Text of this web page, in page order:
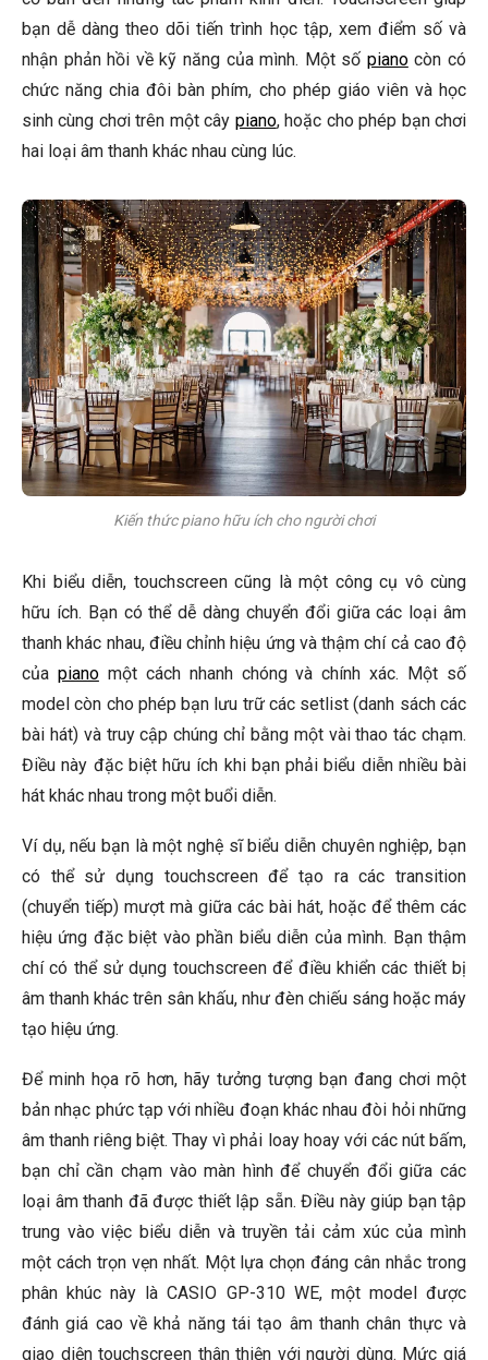
bạn dễ dàng theo dõi tiến trình học tập, xem điểm số và
nhận phản hồi về kỹ năng của mình. Một số pianocòn có
chức năng chia đôi bàn phím, cho phép giáo viên và học
sinh cùng chơi trên một cây piano, hoặc cho phép bạn chơi
hai loại âm thanh khác nhau cùng lúc.
Kiến thức piano hữu ích cho người chơi
Khi biểu diễn, touchscreen cũng là một công cụ vô cùng
hữu ích. Bạn có thể dễ dàng chuyển đổi giữa các loại âm
thanh khác nhau, điều chỉnh hiệu ứng và thậm chí cả cao độ
của pianomột cách nhanh chóng và chính xác. Một số
model còn cho phép bạn lưu trữ các setlist (danh sách các
bài hát) và truy cập chúng chỉ bằng một vài thao tác chạm.
Điều này đặc biệt hữu ích khi bạn phải biểu diễn nhiều bài
hát khác nhau trong một buổi diễn.
Ví dụ, nếu bạn là một nghệ sĩ biểu diễn chuyên nghiệp, bạn
có thể sử dụng touchscreen để tạo ra các transition
(chuyển tiếp) mượt mà giữa các bài hát, hoặc để thêm các
hiệu ứng đặc biệt vào phần biểu diễn của mình. Bạn thậm
chí có thể sử dụng touchscreen để điều khiển các thiết bị
âm thanh khác trên sân khấu, như đèn chiếu sáng hoặc máy
tạo hiệu ứng.
Để minh họa rõ hơn, hãy tưởng tượng bạn đang chơi một
bản nhạc phức tạp với nhiều đoạn khác nhau đòi hỏi những
âm thanh riêng biệt. Thay vì phải loay hoay với các nút bấm,
bạn chỉ cần chạm vào màn hình để chuyển đổi giữa các
loại âm thanh đã được thiết lập sẵn. Điều này giúp bạn tập
trung vào việc biểu diễn và truyền tải cảm xúc của mình
một cách trọn vẹn nhất. Một lựa chọn đáng cân nhắc trong
phân khúc này là CASIO GP-310 WE, một model được
đánh giá cao về khả năng tái tạo âm thanh chân thực và
giao diện touchscreen thân thiện với người dùng. Mức giá